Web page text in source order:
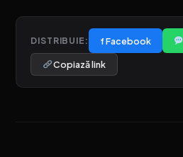
DISTRIBUIE: f Facebook
Copiază link